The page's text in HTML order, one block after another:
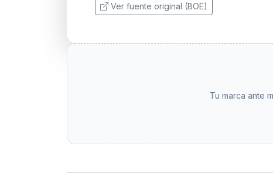
Ver fuente original (BOE)
Tu marca ante